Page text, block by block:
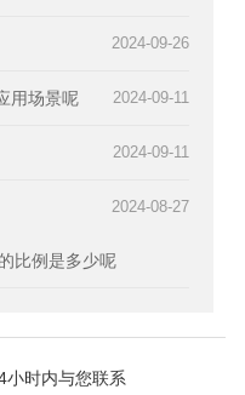
2024-09-26
2024-09-11
用场景呢
2024-09-11
2024-08-27
比例是多少呢
小时内与您联系